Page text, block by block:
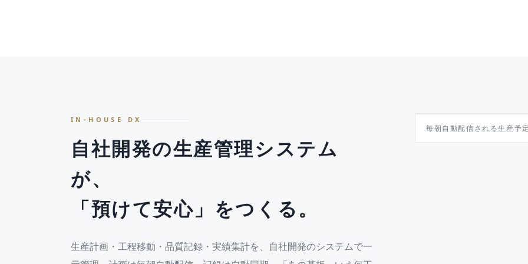
IN-HOUSE DX
自社開発の生産管理システム
が、
「預けて安心」をつくる。
生産計画・工程移動・品質記録・実績集計を、自社開発のシステムで一
PRODUCTION
毎朝自動配信される生産予